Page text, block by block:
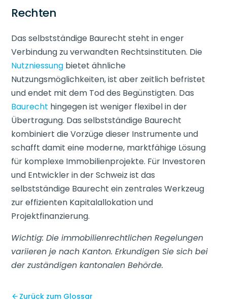
Rechten
Das selbstständige Baurecht steht in enger
Verbindung zu verwandten Rechtsinstituten. Die
Nutzniessung bietet ähnliche
Nutzungsmöglichkeiten, ist aber zeitlich befristet
und endet mit dem Tod des Begünstigten. Das
Baurecht hingegen ist weniger flexibel in der
Übertragung. Das selbstständige Baurecht
kombiniert die Vorzüge dieser Instrumente und
schafft damit eine moderne, marktfähige Lösung
für komplexe Immobilienprojekte. Für Investoren
und Entwickler in der Schweiz ist das
selbstständige Baurecht ein zentrales Werkzeug
zur effizienten Kapitalallokation und
Projektfinanzierung.
Wichtig: Die immobilienrechtlichen Regelungen
variieren je nach Kanton. Erkundigen Sie sich bei
der zuständigen kantonalen Behörde.
Zurück zum Glossar